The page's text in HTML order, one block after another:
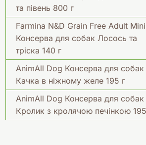
та півень 800 г
Farmina N&D Grain Free Adult Mini
Консерва для собак Лосось та
тріска 140 г
AnimAll Dog Консерва для собак
Качка в ніжному желе 195 г
AnimAll Dog Консерва для собак
Кролик з кролячою печінкою